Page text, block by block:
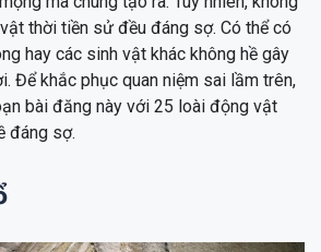
thời tiền sử đều đáng sợ. Có thể có
hay các sinh vật khác không hề gây
Để khắc phục quan niệm sai lầm trên,
bài đăng này với 25 loài động vật
đáng sợ.